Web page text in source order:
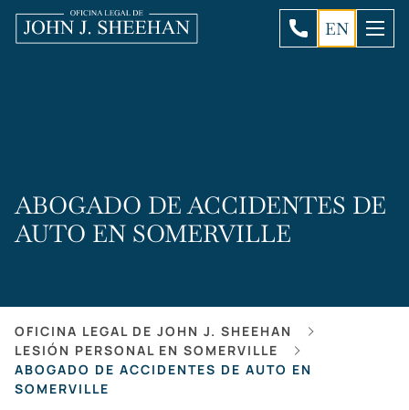
EN
ABOGADO DE ACCIDENTES DE
AUTO EN SOMERVILLE
OFICINA LEGAL DE JOHN J. SHEEHAN
LESIÓN PERSONAL EN SOMERVILLE
ABOGADO DE ACCIDENTES DE AUTO EN
SOMERVILLE